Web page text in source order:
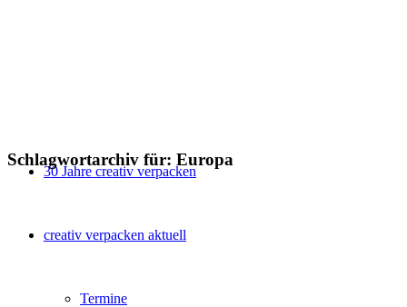
30 Jahre creativ verpacken
creativ verpacken aktuell
Termine
Schlagwortarchiv für: Europa